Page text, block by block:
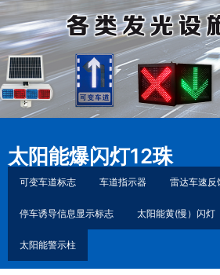
太阳能爆闪灯12珠
可变车道标志 车道指示器 雷达车速反
停车诱导信息显示标志 太阳能黄(慢）闪灯
太阳能警示柱